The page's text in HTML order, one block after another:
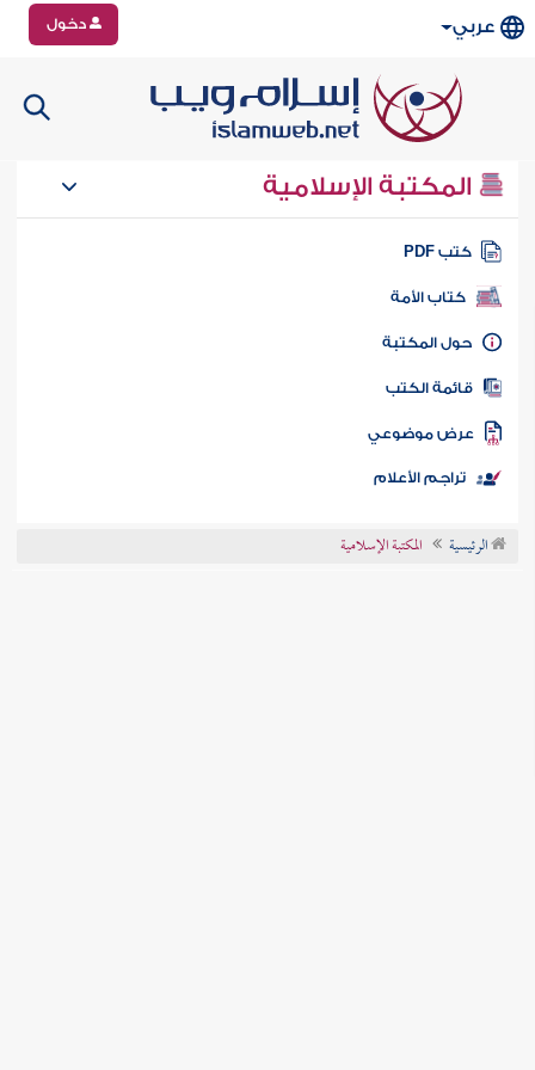
عربي دخول
المكتبة الإسلامية
كتب PDF
كتاب الأمة
المكتبة
الكتب
موضوعي
تراجم الأعلام
الرئيسية المكتبة الإسلامية